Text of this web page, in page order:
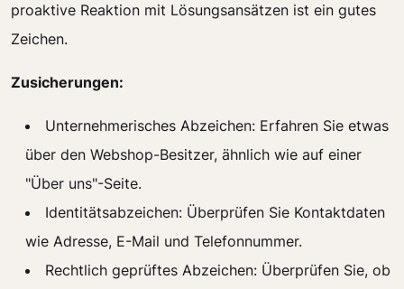
proaktive Reaktion mit Lösungsansätzen ist ein gutes
Zeichen.
Zusicherungen:
Unternehmerisches Abzeichen: Erfahren Sie etwas
über den Webshop-Besitzer, ähnlich wie auf einer
"Über uns"-Seite.
Identitätsabzeichen: Überprüfen Sie Kontaktdaten
wie Adresse, E-Mail und Telefonnummer.
Rechtlich geprüftes Abzeichen: Überprüfen Sie, ob